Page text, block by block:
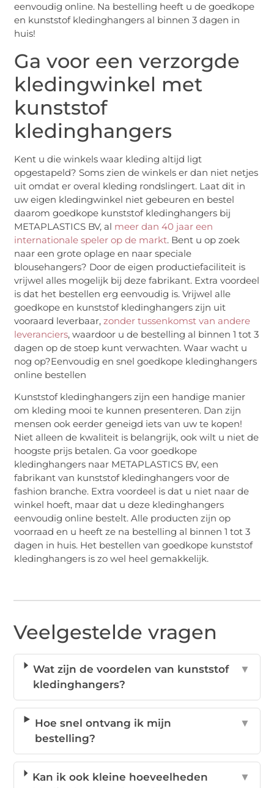
eenvoudig online. Na bestelling heeft u de goedkope
en kunststof kledinghangers al binnen 3 dagen in
huis!
Ga voor een verzorgde
kledingwinkel met
kunststof
kledinghangers
Kent u die winkels waar kleding altijd ligt
opgestapeld? Soms zien de winkels er dan niet netjes
uit omdat er overal kleding rondslingert. Laat dit in
uw eigen kledingwinkel niet gebeuren en bestel
daarom goedkope kunststof kledinghangers bij
METAPLASTICS BV, al meer dan 40 jaar een
internationale speler op de markt. Bent u op zoek
naar een grote oplage en naar speciale
blousehangers? Door de eigen productiefaciliteit is
vrijwel alles mogelijk bij deze fabrikant. Extra voordeel
is dat het bestellen erg eenvoudig is. Vrijwel alle
goedkope en kunststof kledinghangers zijn uit
vooraard leverbaar,zonder tussenkomst van andere
leveranciers, waardoor u de bestelling al binnen 1 tot 3
dagen op de stoep kunt verwachten. Waar wacht u
nog op?Eenvoudig en snel goedkope kledinghangers
online bestellen
Kunststof kledinghangers zijn een handige manier
om kleding mooi te kunnen presenteren. Dan zijn
mensen ook eerder geneigd iets van uw te kopen!
Niet alleen de kwaliteit is belangrijk, ook wilt u niet de
hoogste prijs betalen. Ga voor goedkope
kledinghangers naar METAPLASTICS BV, een
fabrikant van kunststof kledinghangers voor de
fashion branche. Extra voordeel is dat u niet naar de
winkel hoeft, maar dat u deze kledinghangers
eenvoudig online bestelt. Alle producten zijn op
voorraad en u heeft ze na bestelling al binnen 1 tot 3
dagen in huis. Het bestellen van goedkope kunststof
kledinghangers is zo wel heel gemakkelijk.
Veelgestelde vragen
Wat zijn de voordelen van kunststof
kledinghangers?
▼
Hoe snel ontvang ik mijn
bestelling?
▼
Kan ik ook kleine hoeveelheden
▼